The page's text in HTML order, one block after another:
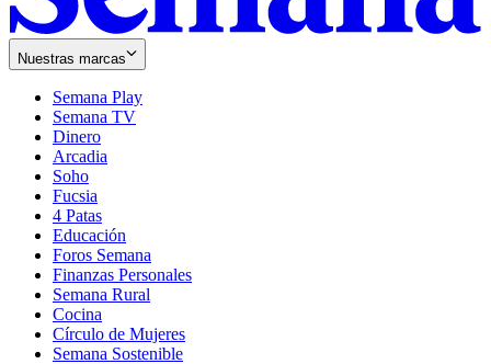
Nuestras marcas
Semana Play
Semana TV
Dinero
Arcadia
Soho
in
new
window
Fucsia
in
new
window
4 Patas
Educación
Foros Semana
Finanzas Personales
Semana Rural
Cocina
Círculo de Mujeres
Semana Sostenible